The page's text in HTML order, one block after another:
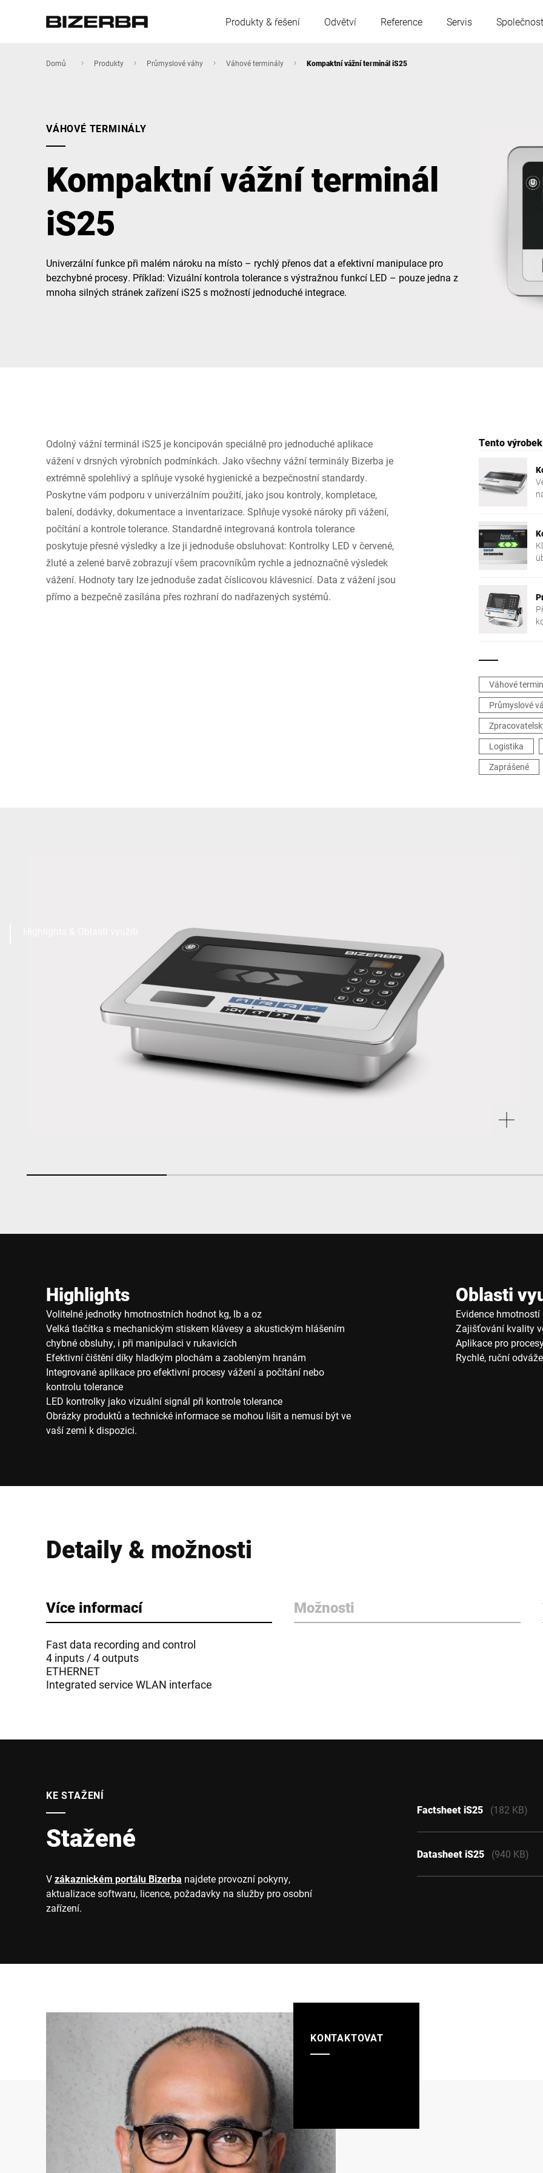
Produkty & řešení Odvětví Reference Servis Společnost
Maďarsko
Švýcarsko
Amerika
Asie
Austrálie
Afrika
Domů Produkty Průmyslové váhy Váhové terminály Kompaktní vážní terminál iS25
VÁHOVÉ TERMINÁLY
Kompaktní vážní terminál
iS25
Univerzální funkce při malém nároku na místo – rychlý přenos dat a efektivní manipulace pro
bezchybné procesy. Příklad: Vizuální kontrola tolerance s výstražnou funkcí LED – pouze jedna z
mnoha silných stránek zařízení iS25 s možností jednoduché integrace.
Odolný vážní terminál iS25 je koncipován speciálně pro jednoduché aplikace
vážení v drsných výrobních podmínkách. Jako všechny vážní terminály Bizerba je
extrémně spolehlivý a splňuje vysoké hygienické a bezpečnostní standardy.
Poskytne vám podporu v univerzálním použití, jako jsou kontroly, kompletace,
balení, dodávky, dokumentace a inventarizace. Splňuje vysoké nároky při vážení,
počítání a kontrole tolerance. Standardně integrovaná kontrola tolerance
poskytuje přesné výsledky a lze ji jednoduše obsluhovat: Kontrolky LED v červené,
žluté a zelené barvě zobrazují všem pracovníkům rychle a jednoznačně výsledek
vážení. Hodnoty tary lze jednoduše zadat číslicovou klávesnicí. Data z vážení jsou
přímo a bezpečně zasílána přes rozhraní do nadřazených systémů.
Tento
Váhové
Průmyslové
Logistika
Zaprášené
Highlights
Volitelné jednotky hmotnostních hodnot kg, lb a oz
Velká tlačítka s mechanickým stiskem klávesy a akustickým hlášením
chybné obsluhy, i při manipulaci v rukavicích
Efektivní čištění díky hladkým plochám a zaobleným hranám
Integrované aplikace pro efektivní procesy vážení a počítání nebo
kontrolu tolerance
LED kontrolky jako vizuální signál při kontrole tolerance
Obrázky produktů a technické informace se mohou lišit a nemusí být ve
vaší zemi k dispozici.
Oblasti
Evidence
Zajišťování kvality
Aplikace pro
Rychlé, ruční
Detaily & možnosti
Více informací Možnosti
Fast data recording and control
4 inputs / 4 outputs
ETHERNET
Integrated service WLAN interface
KE STAŽENÍ
Stažené
Vzákaznickém portálu Bizerba najdete provozní pokyny,
aktualizace softwaru, licence, požadavky na služby pro osobní
zařízení.
Factsheet iS25 (182 KB)
Datasheet iS25 (940 KB)
KONTAKTOVAT